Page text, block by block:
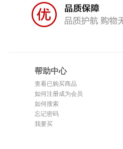
帮助中心
查看已购买商品
如何注册成为会员
如何搜索
忘记密码
我要买